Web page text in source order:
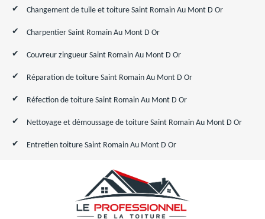
Changement de tuile et toiture Saint Romain Au Mont D Or
Charpentier Saint Romain Au Mont D Or
Couvreur zingueur Saint Romain Au Mont D Or
Réparation de toiture Saint Romain Au Mont D Or
Réfection de toiture Saint Romain Au Mont D Or
Nettoyage et démoussage de toiture Saint Romain Au Mont D Or
Entretien toiture Saint Romain Au Mont D Or